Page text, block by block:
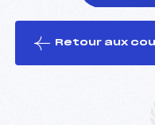
le ski
Retour aux